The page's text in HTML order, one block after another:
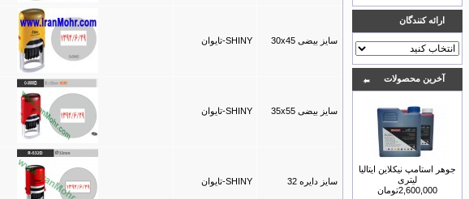
ارائه كنندگان
آخرين محصولات
جوهر استامپ نیکلاین ایتالیا
لیتری
2,600,000تومان
سایز بیضی 30x45 SHINY-تایوان
سایز بیضی 35x55 SHINY-تایوان
سایز دایره 32 SHINY-تایوان